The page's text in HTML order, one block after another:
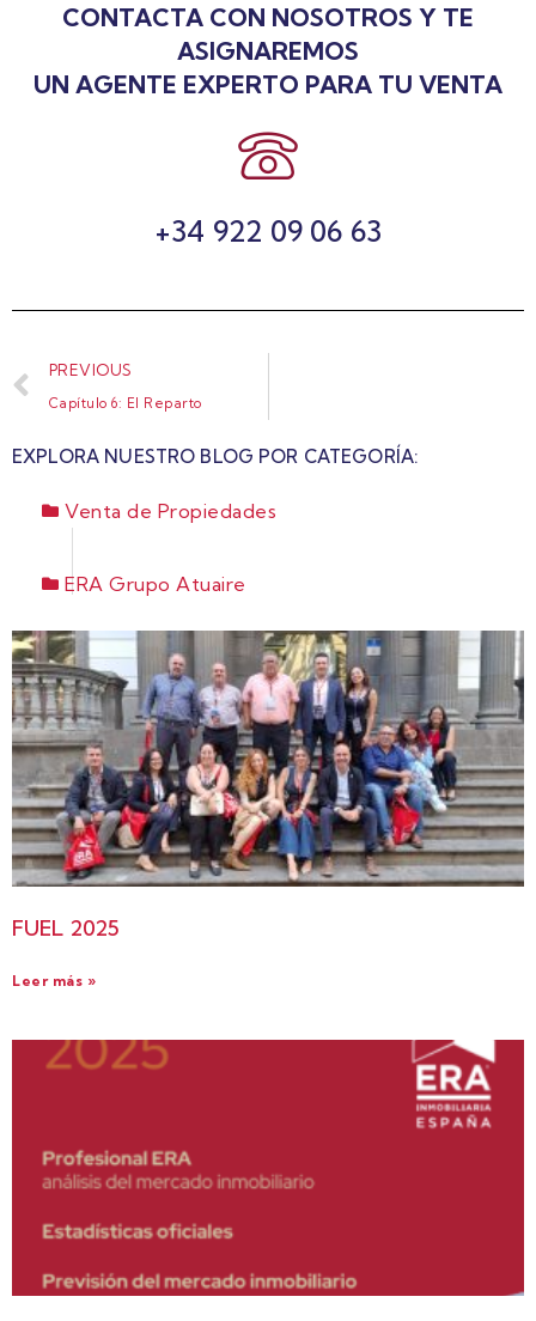
CONTACTA CON NOSOTROS Y TE
ASIGNAREMOS
UN AGENTE EXPERTO PARA TU VENTA
+34 922 09 06 63
PREVIOUS
Capítulo 6: El Reparto
EXPLORA NUESTRO BLOG POR CATEGORÍA:
Venta de Propiedades
ERA Grupo Atuaire
FUEL 2025
Leer más »